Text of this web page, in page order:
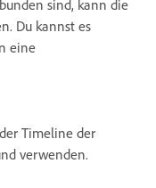
sind, kann die
Du kannst es
eine
Timeline der
verwenden.